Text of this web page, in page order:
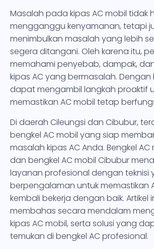
Masalah pada kipas AC mobil tidak
mengganggu kenyamanan, tetapi
menimbulkan masalah yang lebih
segera ditangani. Oleh karena itu,
memahami penyebab, dampak,
kipas AC yang bermasalah.
dapat mengambil langkah proaktif
memastikan AC mobil tetap
Di daerah Cileungsi dan Cibubur,
bengkel AC mobil yang siap
masalah kipas AC Anda. Bengkel AC
dan bengkel AC mobil Cibubur
layanan profesional dengan teknisi
berpengalaman untuk memastikan
kembali bekerja dengan baik. Artikel
membahas secara mendalam
kipas AC mobil, serta solusi yang
temukan di bengkel AC profesional.